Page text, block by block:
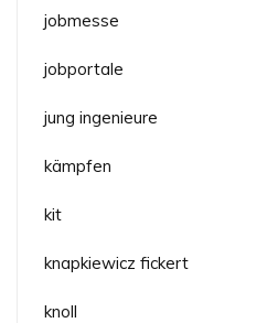
jobmesse
jobportale
jung ingenieure
kämpfen
kit
knapkiewicz fickert
knoll